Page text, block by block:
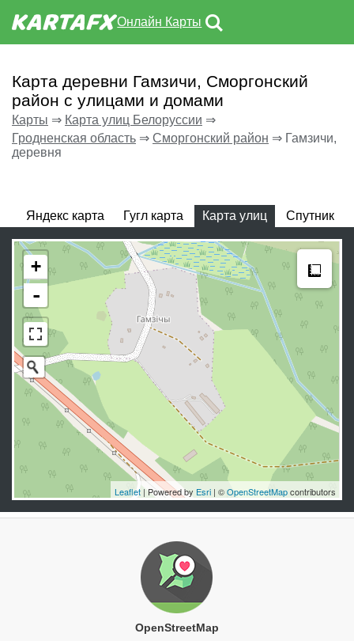
Онлайн Карты
Карта деревни Гамзичи, Сморгонский
район с улицами и домами
Карты ⇒ Карта улиц Белоруссии ⇒
Гродненская область ⇒ Сморгонский район ⇒ Гамзичи,
деревня
Яндекс карта Гугл карта Карта улиц Спутник
+
-
Leaflet | Powered by Esri | ©OpenStreetMapcontributors
OpenStreetMap